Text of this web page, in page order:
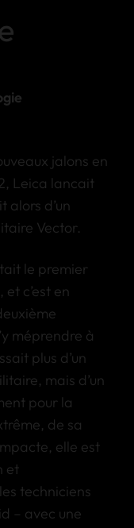
jalons en
Leica lancait
alors d’un
Vector.
le premier
c’est en
méprendre à
plus d’un
mais d’un
pour la
de sa
elle est
et
techniciens
– avec une